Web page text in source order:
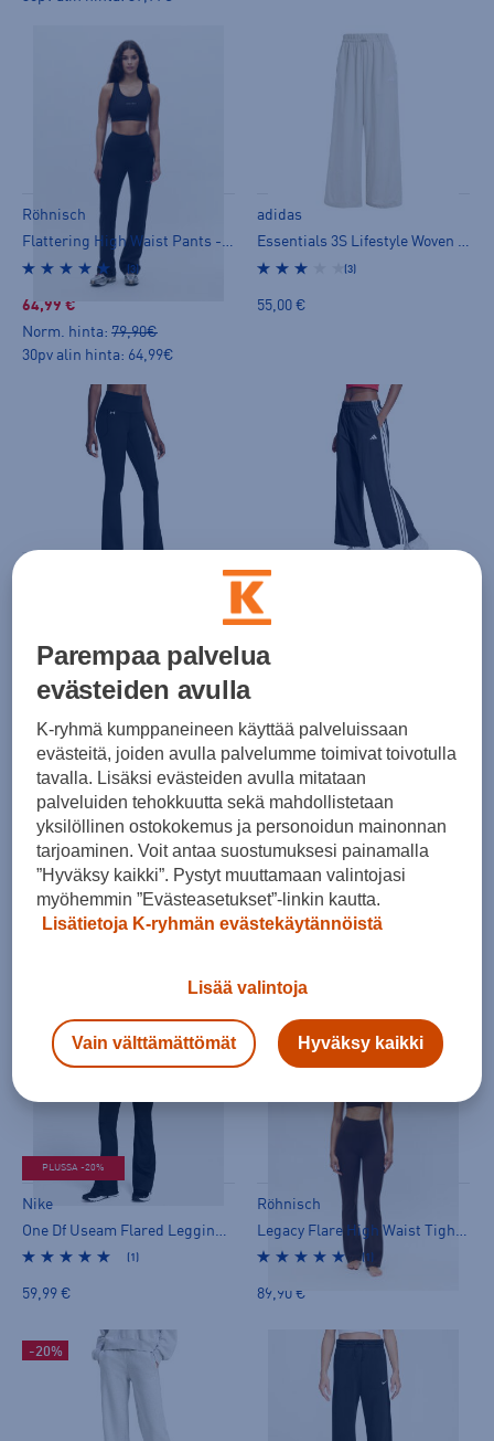
Röhnisch
Flattering High Waist Pants - pitkät trikoot
(3)
64,99 €
Norm. hinta: 79,90€
30pv alin hinta: 64,99€
adidas
Essentials 3S Lifestyle Woven Tracksuit Bottoms W - tuulihousut
(3)
55,00 €
60,00 €
adidas
55,00 €
Energetics
Röhnisch
89,90 €
PLUSSA -20%
Nike
(1)
59,99 €
Röhnisch
(1)
89,90 €
-20%
Parempaa palvelua
evästeiden avulla
K-ryhmä kumppaneineen käyttää palveluissaan
evästeitä, joiden avulla palvelumme toimivat toivotulla
tavalla. Lisäksi evästeiden avulla mitataan
palveluiden tehokkuutta sekä mahdollistetaan
yksilöllinen ostokokemus ja personoidun mainonnan
tarjoaminen. Voit antaa suostumuksesi painamalla
”Hyväksy kaikki”. Pystyt muuttamaan valintojasi
myöhemmin ”Evästeasetukset”-linkin kautta.
Lisätietoja K-ryhmän evästekäytännöistä
Lisää valintoja
Vain välttämättömät Hyväksy kaikki